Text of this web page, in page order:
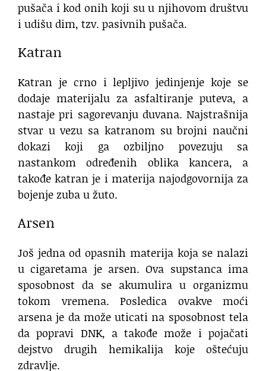
pušača i kod onih koji su u njihovom društvu
i udišu dim, tzv. pasivnih pušača.
Katran
Katran je crno i lepljivo jedinjenje koje se
dodaje materijalu za asfaltiranje puteva, a
nastaje pri sagorevanju duvana. Najstrašnija
stvar u vezu sa katranom su brojni naučni
dokazi koji ga ozbiljno povezuju sa
nastankom određenih oblika kancera, a
takođe katran je i materija najodgovornija za
bojenje zuba u žuto.
Arsen
Još jedna od opasnih materija koja se nalazi
u cigaretama je arsen. Ova supstanca ima
sposobnost da se akumulira u organizmu
tokom vremena. Posledica ovakve moći
arsena je da može uticati na sposobnost tela
da popravi DNK, a takođe može i pojačati
dejstvo drugih hemikalija koje oštećuju
zdravlje.